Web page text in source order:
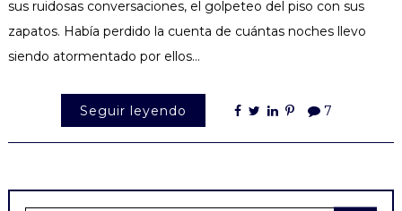
sus ruidosas conversaciones, el golpeteo del piso con sus
zapatos. Había perdido la cuenta de cuántas noches llevo
siendo atormentado por ellos…
Seguir leyendo 7